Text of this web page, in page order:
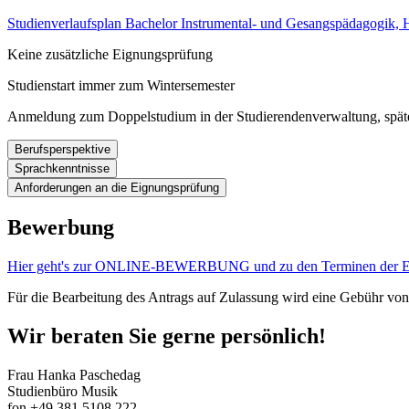
Studienverlaufsplan Bachelor Instrumental- und
Keine zusätzliche Eignungsprüfung
Studienstart immer zum Wintersemester
Anmeldung zum Doppelstudium in der Studierendenverwaltung,
Berufsperspektive
Das Bachelorstudium legt die Grundlagen für die Berufstätigkeit in
Exzellenz für eine Solokarriere haben oder ihre pädagogische
Sprachkenntnisse
Ausländische Studienbewerbende, deren Muttersprache nicht
gemäß dem Gemeinsamen Europäischen Referenzrahmen für
Anforderungen an die Eignungsprüfung
Bitte bewerben Sie sich in dem Zeitraum
Bewerbungsportalund laden dort innerhalb der Frist Ihre Unterlagen
Teil 1der Eignungsprüfung findet digital statt. Für das
Nachfolgend sind die gewünschten Werke aufgeführt. Bitte
Violine:(ca. 15 min, beim Konzert nur Exposition)
ein erster Satz aus einem Violinkonzert von W.A. Mozart (mit
ein Satz eines großen Violinkonzertes der Romantik oder der
Bewerbung
Hier geht's zur ONLINE-BEWERBUNG und zu den Terminen der
Für die Bearbeitung des Antrags auf Zulassung wird eine Gebühr
Wir beraten Sie gerne persönlich!
Frau Hanka Paschedag
Studienbüro Musik